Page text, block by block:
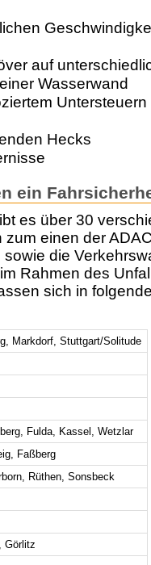
auf
Wasserwand
Hecks
ein
es über 30
einen der
die
Rahmen des
sich in
Markdorf, Stuttgart/Solitude
Fulda, Kassel, Wetzlar
Faßberg
Rüthen, Sonsbeck
Görlitz